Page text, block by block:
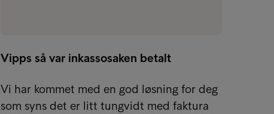
Vipps så var inkassosaken betalt
Vi har kommet med en god løsning for deg
som syns det er litt tungvidt med faktura